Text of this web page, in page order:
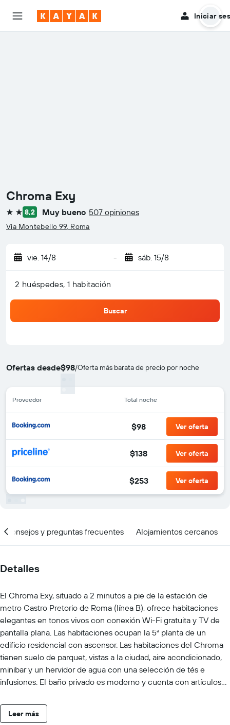
Iniciar
Chroma Exy
2 estrellas
8,2 Muy bueno 507 opiniones
Via Montebello 99, Roma
vie. 14/8 - sáb. 15/8
2 huéspedes, 1 habitación
Buscar
Ofertas desde$98/Oferta más barata de precio por noche
Proveedor Total noche
$98 Ver oferta
$138 Ver oferta
$253 Ver oferta
Consejos y preguntas frecuentes Alojamientos cercanos
Detalles
El Chroma Exy, situado a 2 minutos a pie de la estación de
metro Castro Pretorio de Roma (línea B), ofrece habitaciones
elegantes en tonos vivos con conexión Wi-Fi gratuita y TV de
pantalla plana. Las habitaciones ocupan la 5ª planta de un
edificio residencial con ascensor. Las habitaciones del Chroma
tienen suelo de parquet, vistas a la ciudad, aire acondicionado,
minibar y un hervidor de agua con una selección de tés e
infusiones. El baño privado es moderno y cuenta con artículos
está repleta de restaurantes, pizzerías y cafeterías. La estación
de tren de Termini se encuentra a unos 10 minutos a pie y otros
Leer más